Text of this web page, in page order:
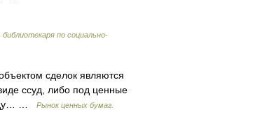
библиотекаря по социально-
сделок являются
ссуд, либо под ценные
…
Рынок ценных бумаг.